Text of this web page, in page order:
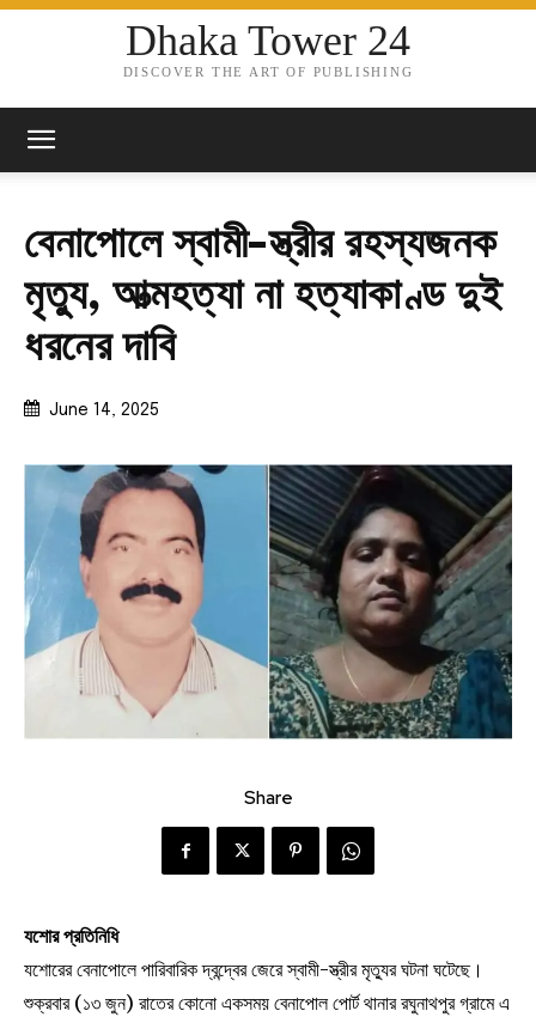
Dhaka Tower 24
DISCOVER THE ART OF PUBLISHING
বেনাপোলে স্বামী-স্ত্রীর রহস্যজনক
মৃত্যু, আত্মহত্যা না হত্যাকাণ্ড দুই
ধরনের দাবি
June 14, 2025
Share
যশোর প্রতিনিধি
যশোরের বেনাপোলে পারিবারিক দ্বন্দ্বের জেরে স্বামী-স্ত্রীর মৃত্যুর ঘটনা ঘটেছে।
শুক্রবার (১৩ জুন) রাতের কোনো একসময় বেনাপোল পোর্ট থানার রঘুনাথপুর গ্রামে এ